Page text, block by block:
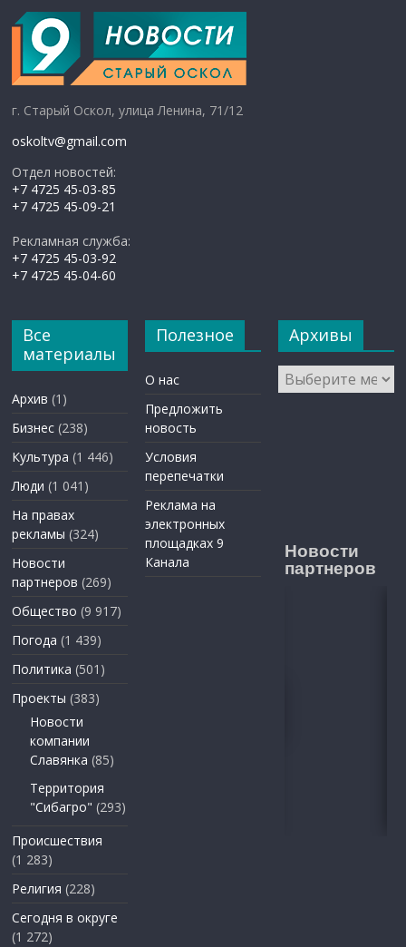
г. Старый Оскол, улица Ленина, 71/12
oskoltv@gmail.com
Отдел новостей:
+7 4725 45-03-85
+7 4725 45-09-21
Рекламная служба:
+7 4725 45-03-92
+7 4725 45-04-60
Все
материалы
Архив (1)
Бизнес (238)
Культура (1 446)
Люди (1 041)
На правах
рекламы (324)
Новости
партнеров (269)
Общество (9 917)
Погода (1 439)
Политика (501)
Проекты (383)
Новости
компании
Славянка (85)
Территория
"Сибагро" (293)
Происшествия
(1 283)
Религия (228)
Сегодня в округе
(1 272)
Полезное
О нас
Предложить
новость
Условия
перепечатки
Реклама на
электронных
площадках 9
Канала
Архивы
Архивы
Новости
партнеров